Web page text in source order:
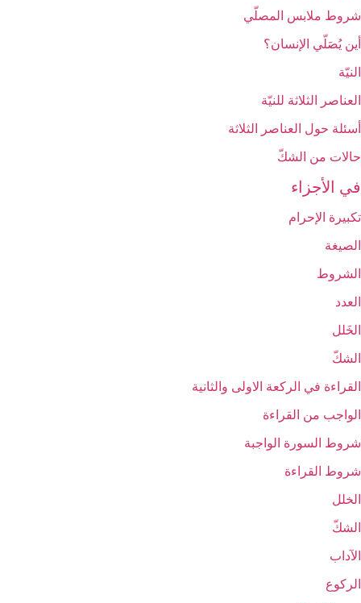
شروط ملابس المصلّي
أين يُصَلّي الإنسان؟
النيّة
العناصر الثلاثة للنيّة
أسئلة حول العناصر الثلاثة
حالات من الشكّ
في الأجزاء
تكبيرة الإحرام‏
الصيغة
الشروط
العدد
الخَلل
الشكّ
القراءة في الركعة الاولى والثانية
الواجب من القراءة
شروط السورة الواجبة
شروط القراءة
الخلل
الشكّ
الآداب
الركوع‏